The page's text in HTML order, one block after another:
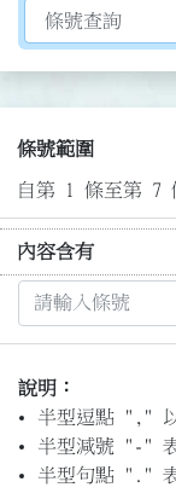
切換選擇法規資訊
條號範圍
自第 1 條至第 7
內容含有
說明：
半型逗點 "," 以
半型減號 "-" 表
半型句點 "." 表